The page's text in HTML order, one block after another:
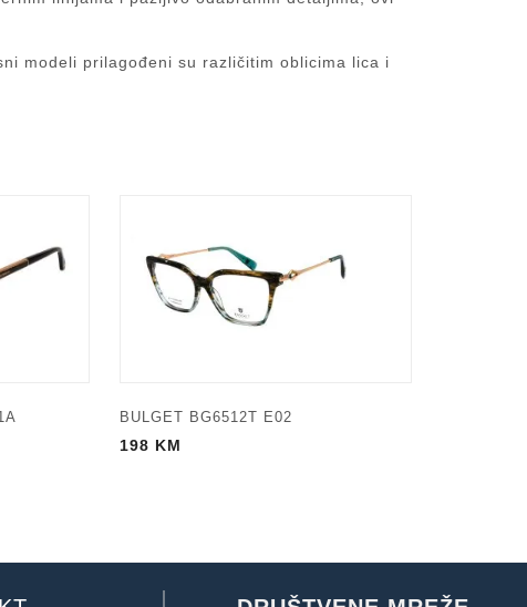
modeli prilagođeni su različitim oblicima lica i
BULGET BG6512T E02
198 KM